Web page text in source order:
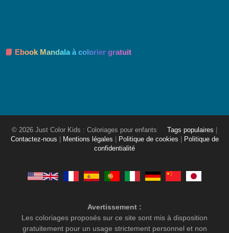
📘 Ebook Mandala à colorier gratuit
© 2026 Just Color Kids : Coloriages pour enfants Tags populaires
Contactez-nous
Mentions légales Politique de cookies
Politique de
confidentialité
Avertissement :
Les coloriages proposés sur ce site sont mis à disposition
gratuitement pour un usage strictement personnel et non